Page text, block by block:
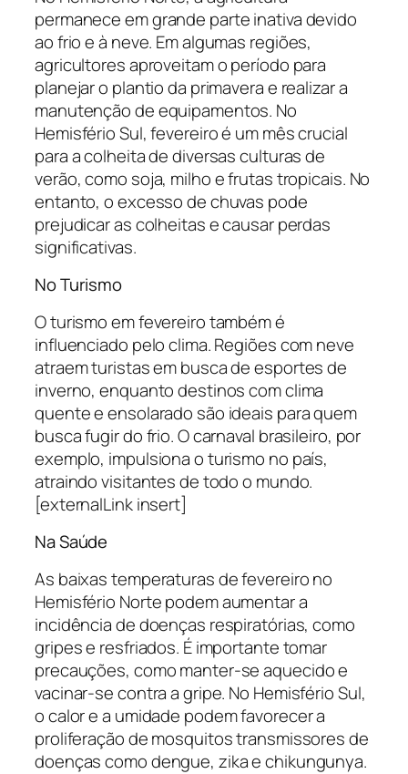
permanece em grande parte inativa devido
ao frio e à neve. Em algumas regiões,
agricultores aproveitam o período para
planejar o plantio da primavera e realizar a
manutenção de equipamentos. No
Hemisfério Sul, fevereiro é um mês crucial
para a colheita de diversas culturas de
verão, como soja, milho e frutas tropicais. No
entanto, o excesso de chuvas pode
prejudicar as colheitas e causar perdas
significativas.
No Turismo
O turismo em fevereiro também é
influenciado pelo clima. Regiões com neve
atraem turistas em busca de esportes de
inverno, enquanto destinos com clima
quente e ensolarado são ideais para quem
busca fugir do frio. O carnaval brasileiro, por
exemplo, impulsiona o turismo no país,
atraindo visitantes de todo o mundo.
[externalLink insert]
Na Saúde
As baixas temperaturas de fevereiro no
Hemisfério Norte podem aumentar a
incidência de doenças respiratórias, como
gripes e resfriados. É importante tomar
precauções, como manter-se aquecido e
vacinar-se contra a gripe. No Hemisfério Sul,
o calor e a umidade podem favorecer a
proliferação de mosquitos transmissores de
doenças como dengue, zika e chikungunya.